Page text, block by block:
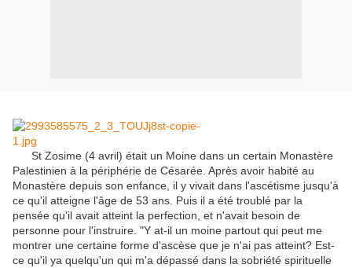
St Zosime (4 avril) était un Moine dans un certain Monastère
Palestinien à la périphérie de Césarée. Après avoir habité au
Monastère depuis son enfance, il y vivait dans l'ascétisme jusqu'à
ce qu'il atteigne l'âge de 53 ans. Puis il a été troublé par la
pensée qu'il avait atteint la perfection, et n'avait besoin de
personne pour l'instruire. "Y at-il un moine partout qui peut me
montrer une certaine forme d'ascèse que je n'ai pas atteint? Est-
ce qu'il ya quelqu'un qui m'a dépassé dans la sobriété spirituelle